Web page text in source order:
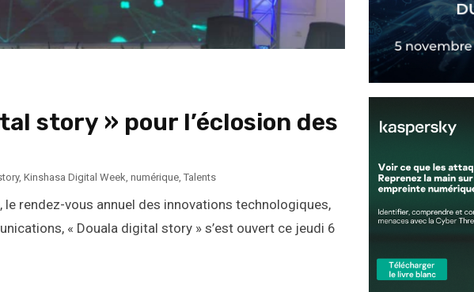
story » pour l’éclosion des
, Kinshasa Digital Week, numérique, Talents
le rendez-vous annuel des innovations technologiques,
« Douala digital story » s’est ouvert ce jeudi 6